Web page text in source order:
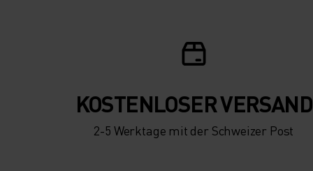
KOSTENLOSER VERSAND
2-5 Werktage mit der Schweizer Post